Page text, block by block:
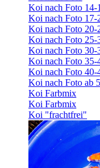
Koi nach Foto 14-
Koi nach Foto 17-
Koi nach Foto 20-
Koi nach Foto 25-
Koi nach Foto 30-
Koi nach Foto 35-
Koi nach Foto 40-
Koi nach Foto ab
Koi Farbmix
Koi Farbmix
Koi "frachtfrei"